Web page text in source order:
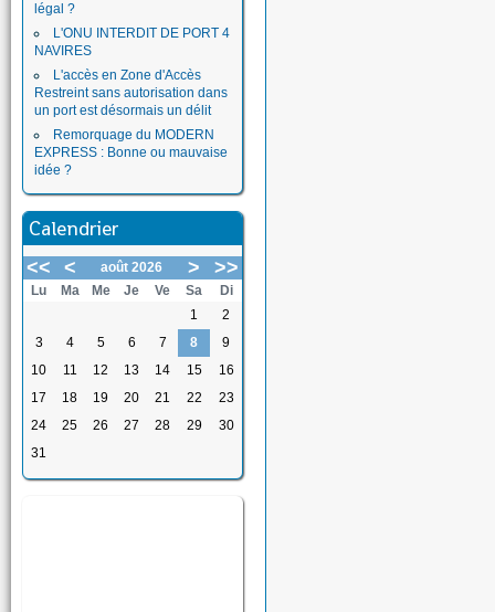
légal ?
L'ONU INTERDIT DE PORT 4
NAVIRES
L'accès en Zone d'Accès
Restreint sans autorisation dans
un port est désormais un délit
Remorquage du MODERN
EXPRESS : Bonne ou mauvaise
idée ?
Calendrier
<< < août 2026 > >>
Lu Ma Me Je Ve Sa
Di
1
2
3
4 5 6 7 8
9
10
11 12 13 14 15
16
17
18 19 20 21 22
23
24
25 26 27 28 29
30
31